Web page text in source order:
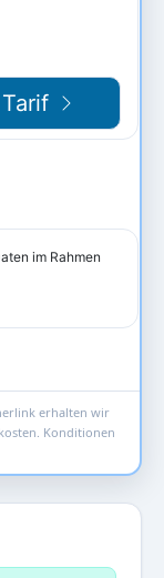
erhalten wir
Konditionen